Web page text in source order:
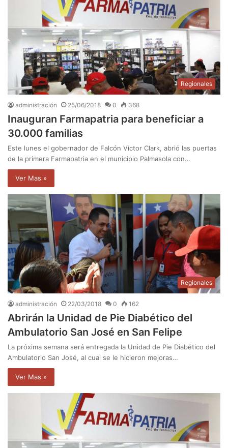
Regionales
administración 25/06/2018 0 368
Inauguran Farmapatria para beneficiar a
30.000 familias
Este lunes el gobernador de Falcón Víctor Clark, abrió las puertas
de la primera Farmapatria en el municipio Palmasola con…
Ver Mas »
Regionales
administración 22/03/2018 0 162
Abrirán la Unidad de Pie Diabético del
Ambulatorio San José en San Felipe
La próxima semana será entregada la Unidad de Pie Diabético del
Ambulatorio San José, al cual se le hicieron mejoras…
Ver Mas »